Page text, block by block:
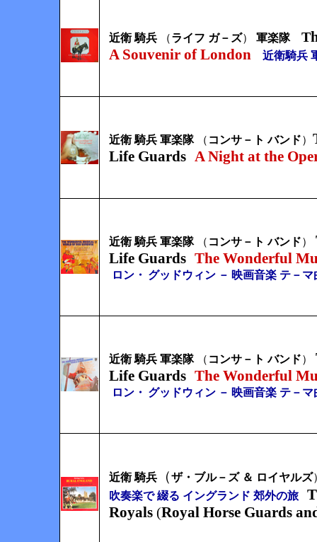
近衛 騎兵 （ライフ ガ－ズ） 軍楽隊 T
A Souvenir of London
近衛騎兵
近衛 騎兵 軍楽隊（ コンサ－ト バンド）
Life Guards A Night at the
近衛 騎兵 軍楽隊（ コンサ－ト バンド）
Life Guards The Wonderful
ロン・ グッドウィン － 映画音楽 テ－マ
近衛 騎兵 軍楽隊（ コンサ－ト バンド）
Life Guards The Wonderful
ロン・ グッドウィン － 映画音楽 テ－マ
近衛 騎兵 （ザ・ブル－ズ ＆ ロイヤルズ
吹奏楽で 綴る イングランド 郊外の旅
Royals (Royal Horse Guards